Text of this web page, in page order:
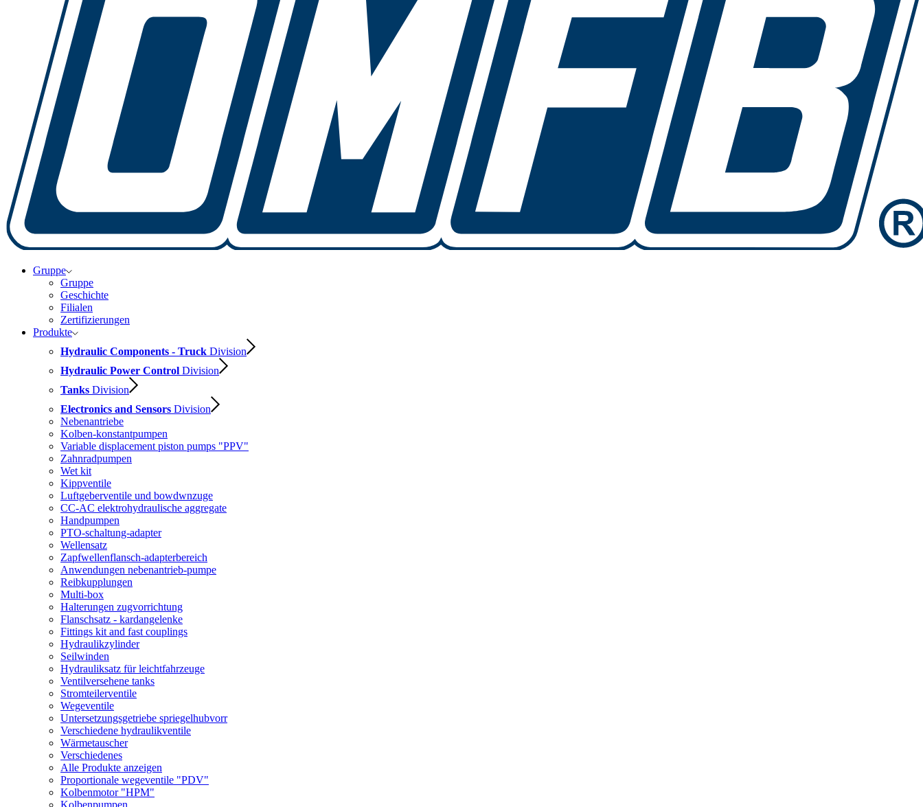
Gruppe
Gruppe
Geschichte
Filialen
Zertifizierungen
Produkte
Hydraulic Components - Truck Division
Hydraulic Power Control Division
Tanks Division
Electronics and Sensors Division
Nebenantriebe
Kolben-konstantpumpen
Variable displacement piston pumps "PPV"
Zahnradpumpen
Wet kit
Kippventile
Luftgeberventile und bowdwnzuge
CC-AC elektrohydraulische aggregate
Handpumpen
PTO-schaltung-adapter
Wellensatz
Zapfwellenflansch-adapterbereich
Anwendungen nebenantrieb-pumpe
Reibkupplungen
Multi-box
Halterungen zugvorrichtung
Flanschsatz - kardangelenke
Fittings kit and fast couplings
Hydraulikzylinder
Seilwinden
Hydrauliksatz für leichtfahrzeuge
Ventilversehene tanks
Stromteilerventile
Wegeventile
Untersetzungsgetriebe spriegelhubvorr
Verschiedene hydraulikventile
Wärmetauscher
Verschiedenes
Alle Produkte anzeigen
Proportionale wegeventile "PDV"
Kolbenmotor "HPM"
Kolbenpumpen